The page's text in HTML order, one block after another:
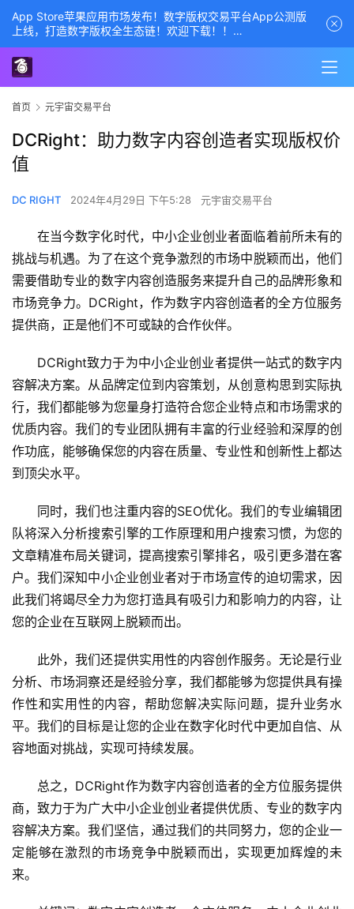
首页 元宇宙交易平台
DCRight：助力数字内容创造者实现版权价
值
DC RIGHT 2024年4月29日 下午5:28 元宇宙交易平台
在当今数字化时代，中小企业创业者面临着前所未有的
挑战与机遇。为了在这个竞争激烈的市场中脱颖而出，他们
需要借助专业的数字内容创造服务来提升自己的品牌形象和
市场竞争力。DCRight，作为数字内容创造者的全方位服务
提供商，正是他们不可或缺的合作伙伴。
DCRight致力于为中小企业创业者提供一站式的数字内
容解决方案。从品牌定位到内容策划，从创意构思到实际执
行，我们都能够为您量身打造符合您企业特点和市场需求的
优质内容。我们的专业团队拥有丰富的行业经验和深厚的创
作功底，能够确保您的内容在质量、专业性和创新性上都达
到顶尖水平。
同时，我们也注重内容的SEO优化。我们的专业编辑团
队将深入分析搜索引擎的工作原理和用户搜索习惯，为您的
文章精准布局关键词，提高搜索引擎排名，吸引更多潜在客
户。我们深知中小企业创业者对于市场宣传的迫切需求，因
此我们将竭尽全力为您打造具有吸引力和影响力的内容，让
您的企业在互联网上脱颖而出。
此外，我们还提供实用性的内容创作服务。无论是行业
分析、市场洞察还是经验分享，我们都能够为您提供具有操
作性和实用性的内容，帮助您解决实际问题，提升业务水
平。我们的目标是让您的企业在数字化时代中更加自信、从
容地面对挑战，实现可持续发展。
总之，DCRight作为数字内容创造者的全方位服务提供
商，致力于为广大中小企业创业者提供优质、专业的数字内
容解决方案。我们坚信，通过我们的共同努力，您的企业一
定能够在激烈的市场竞争中脱颖而出，实现更加辉煌的未
来。
App Store苹果应用市场发布！数字版权交易平台App公测版
上线，打造数字版权全生态链！欢迎下载！！
商务经理联系方式——数字版权交易平台